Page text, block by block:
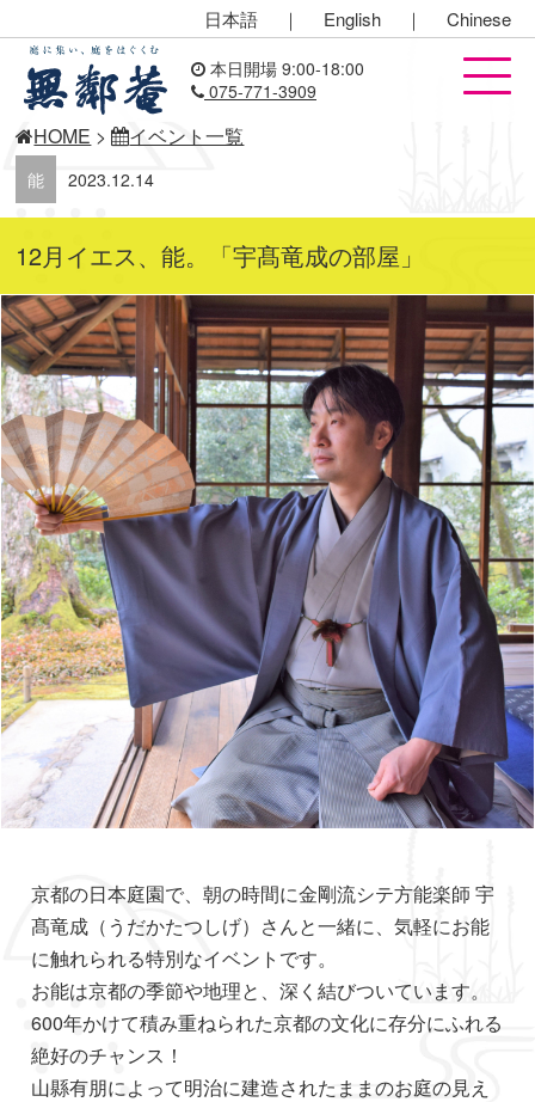
日本語 ｜ English ｜ Chinese
本日開場 9:00-18:00
075-771-3909
HOME > イベント一覧
能 2023.12.14
12月イエス、能。「宇髙竜成の部屋」
京都の日本庭園で、朝の時間に金剛流シテ方能楽師 宇
髙竜成（うだかたつしげ）さんと一緒に、気軽にお能
に触れられる特別なイベントです。
お能は京都の季節や地理と、深く結びついています。
600年かけて積み重ねられた京都の文化に存分にふれる
絶好のチャンス！
山縣有朋によって明治に建造されたままのお庭の見え